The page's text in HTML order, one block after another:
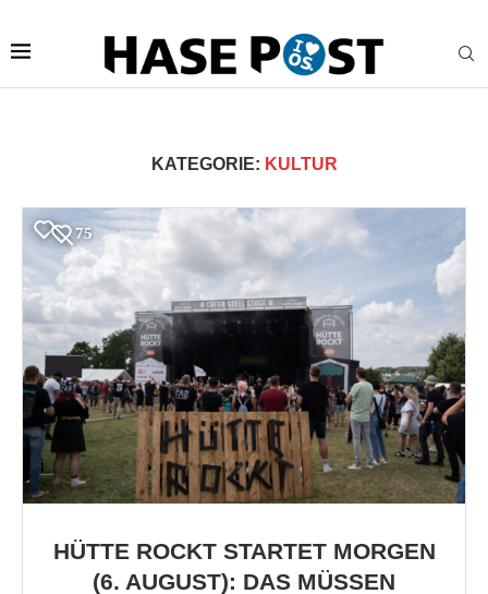
KATEGORIE: KULTUR
75
HÜTTE ROCKT STARTET MORGEN
(6. AUGUST): DAS MÜSSEN